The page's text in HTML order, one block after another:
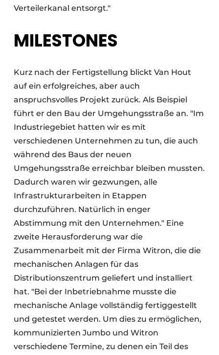
Verteilerkanal entsorgt."
MILESTONES
Kurz nach der Fertigstellung blickt Van Hout
auf ein erfolgreiches, aber auch
anspruchsvolles Projekt zurück. Als Beispiel
führt er den Bau der Umgehungsstraße an. "Im
Industriegebiet hatten wir es mit
verschiedenen Unternehmen zu tun, die auch
während des Baus der neuen
Umgehungsstraße erreichbar bleiben mussten.
Dadurch waren wir gezwungen, alle
Infrastrukturarbeiten in Etappen
durchzuführen. Natürlich in enger
Abstimmung mit den Unternehmen." Eine
zweite Herausforderung war die
Zusammenarbeit mit der Firma Witron, die die
mechanischen Anlagen für das
Distributionszentrum geliefert und installiert
hat. "Bei der Inbetriebnahme musste die
mechanische Anlage vollständig fertiggestellt
und getestet werden. Um dies zu ermöglichen,
kommunizierten Jumbo und Witron
verschiedene Termine, zu denen ein Teil des